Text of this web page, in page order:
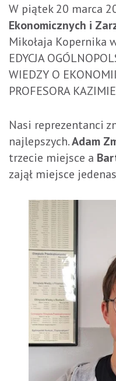
W piątek 20 marca
Ekonomicznych i
Mikołaja Kopernika
EDYCJA
WIEDZY O
PROFESORA
Nasi reprezentanci
najlepszych.Adam
trzecie miejsce a
zajął miejsce